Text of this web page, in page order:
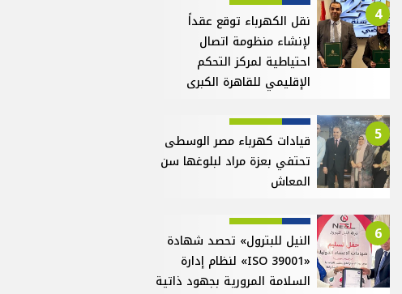
4
نقل الكهرباء توقع عقداً
لإنشاء منظومة اتصال
احتياطية لمركز التحكم
الإقليمي للقاهرة الكبرى
5
قيادات كهرباء مصر الوسطى
تحتفي بعزة مراد لبلوغها سن
المعاش
6
النيل للبترول» تحصد شهادة
«ISO 39001» لنظام إدارة
السلامة المرورية بجهود ذاتية